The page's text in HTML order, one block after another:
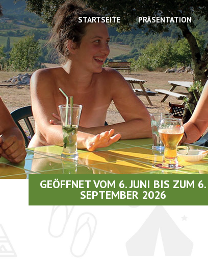
STARTSEITE PRÄSENTATION
GEÖFFNET VOM 6. JUNI BIS ZUM 6.
SEPTEMBER 2026